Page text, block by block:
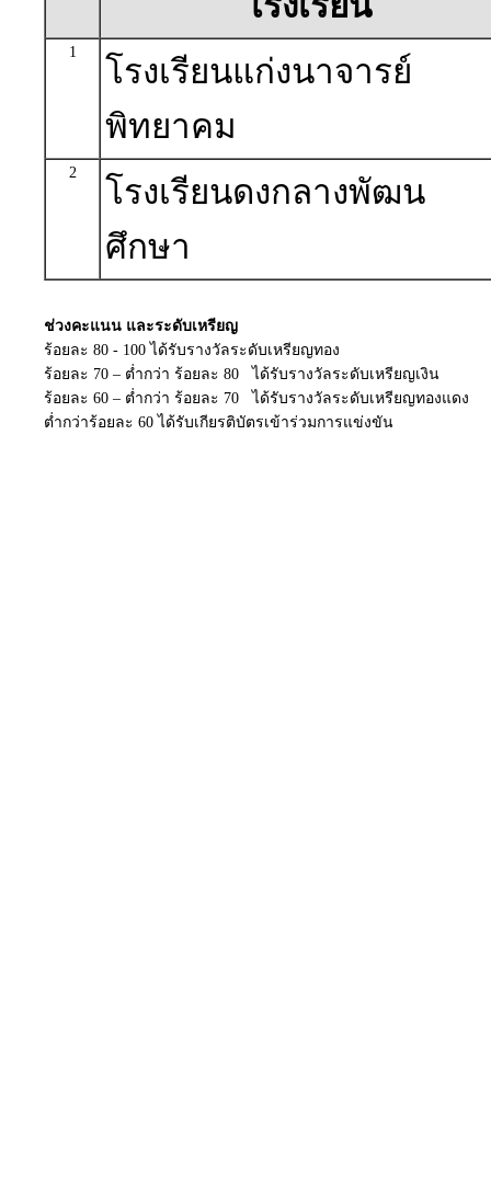
1
โรงเรียนแก่งนาจารย์
พิทยาคม
2
โรงเรียนดงกลางพัฒน
ศึกษา
ช่วงคะแนน และระดับเหรียญ
ร้อยละ 80 - 100 ได้รับรางวัลระดับเหรียญทอง
ร้อยละ 70 – ต่ำกว่า ร้อยละ 80 ได้รับรางวัลระดับเหรียญเงิน
ร้อยละ 60 – ต่ำกว่า ร้อยละ 70 ได้รับรางวัลระดับเหรียญทองแดง
ต่ำกว่าร้อยละ 60 ได้รับเกียรติบัตรเข้าร่วมการแข่งขัน